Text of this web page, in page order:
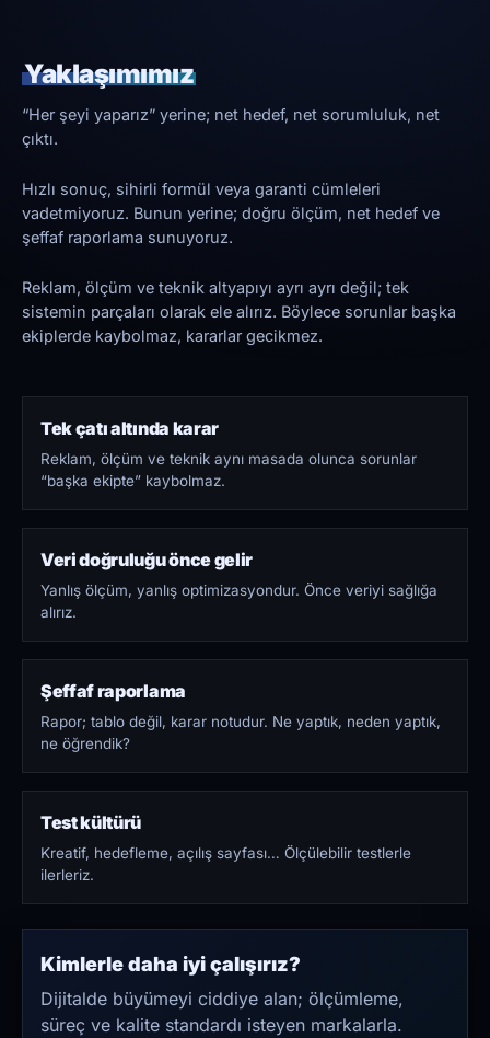
Yaklaşımımız
“Her şeyi yaparız” yerine; net hedef, net sorumluluk, net
çıktı.
Hızlı sonuç, sihirli formül veya garanti cümleleri
vadetmiyoruz. Bunun yerine; doğru ölçüm, net hedef ve
şeffaf raporlama sunuyoruz.
Reklam, ölçüm ve teknik altyapıyı ayrı ayrı değil; tek
sistemin parçaları olarak ele alırız. Böylece sorunlar başka
ekiplerde kaybolmaz, kararlar gecikmez.
Tek çatı altında karar
Reklam, ölçüm ve teknik aynı masada olunca sorunlar
“başka ekipte” kaybolmaz.
Veri doğruluğu önce gelir
Yanlış ölçüm, yanlış optimizasyondur. Önce veriyi sağlığa
alırız.
Şeffaf raporlama
Rapor; tablo değil, karar notudur. Ne yaptık, neden yaptık,
ne öğrendik?
Test kültürü
Kreatif, hedefleme, açılış sayfası… Ölçülebilir testlerle
ilerleriz.
Kimlerle daha iyi çalışırız?
Dijitalde büyümeyi ciddiye alan; ölçümleme,
süreç ve kalite standardı isteyen markalarla.